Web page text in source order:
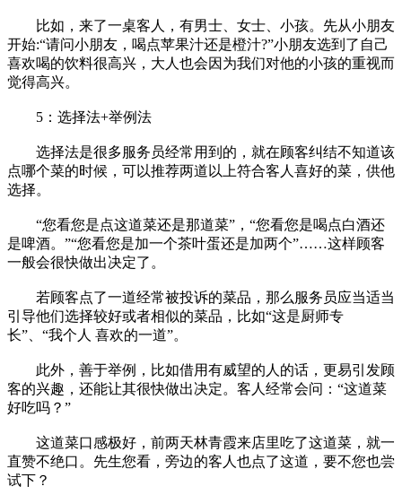
比如，来了一桌客人，有男士、女士、小孩。先从小朋友
开始:“请问小朋友，喝点苹果汁还是橙汁?”小朋友选到了自己
喜欢喝的饮料很高兴，大人也会因为我们对他的小孩的重视而
觉得高兴。
5：选择法+举例法
选择法是很多服务员经常用到的，就在顾客纠结不知道该
点哪个菜的时候，可以推荐两道以上符合客人喜好的菜，供他
选择。
“您看您是点这道菜还是那道菜”，“您看您是喝点白酒还
是啤酒。”“您看您是加一个茶叶蛋还是加两个”……这样顾客
一般会很快做出决定了。
若顾客点了一道经常被投诉的菜品，那么服务员应当适当
引导他们选择较好或者相似的菜品，比如“这是厨师专
长”、“我个人 喜欢的一道”。
此外，善于举例，比如借用有威望的人的话，更易引发顾
客的兴趣，还能让其很快做出决定。客人经常会问：“这道菜
好吃吗？”
这道菜口感极好，前两天林青霞来店里吃了这道菜，就一
直赞不绝口。先生您看，旁边的客人也点了这道，要不您也尝
试下？